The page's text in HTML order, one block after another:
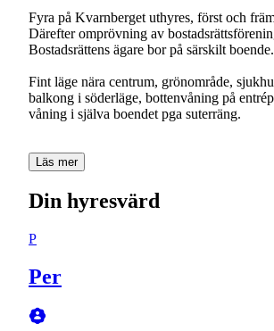
Fyra på Kvarnberget uthyres, först och
Därefter omprövning av
Bostadsrättens ägare bor på särskilt boende.
Fint läge nära centrum, grönområde,
balkong i söderläge, bottenvåning på
våning i själva boendet pga suterräng.
Läs mer
Din hyresvärd
P
Per